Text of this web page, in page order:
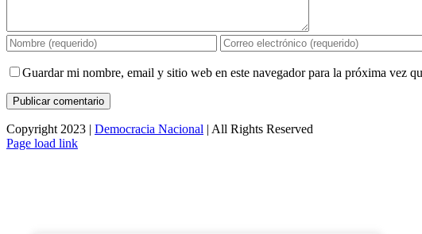
Guardar mi nombre, email y sitio web en este navegador para la próxima vez
Copyright 2023 | Democracia Nacional | All Rights Reserved
Facebook
Twitter
Instagram
Page load link